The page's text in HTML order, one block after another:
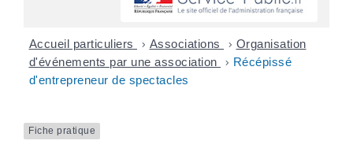
Accueil particuliers > Associations > Organisation
d'événements par une association
> Récépissé
d'entrepreneur de spectacles
Fiche pratique